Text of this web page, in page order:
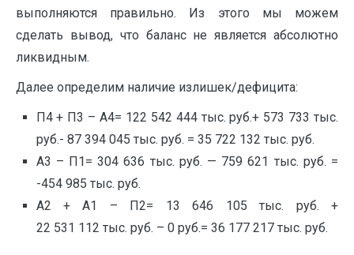
выполняются правильно. Из этого мы можем
сделать вывод, что баланс не является абсолютно
ликвидным.
Далее определим наличие излишек/дефицита:
П4 + П3 – А4= 122 542 444 тыс. руб.+ 573 733 тыс.
руб.- 87 394 045 тыс. руб. = 35 722 132 тыс. руб.
А3 – П1= 304 636 тыс. руб. — 759 621 тыс. руб. =
-454 985 тыс. руб.
А2 + А1 – П2= 13 646 105 тыс. руб. +
22 531 112 тыс. руб. – 0 руб.= 36 177 217 тыс. руб.